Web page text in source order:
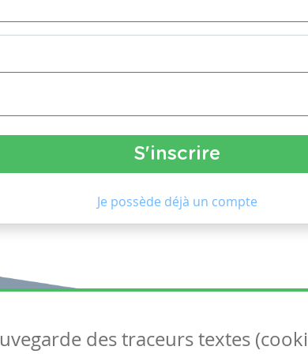
Je possède déjà un compte
Articlesdes traceurs textes